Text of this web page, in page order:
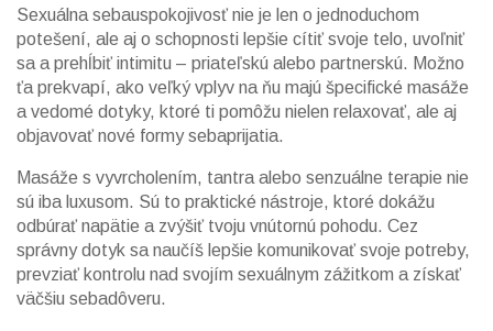
Sexuálna sebauspokojivosť nie je len o jednoduchom
potešení, ale aj o schopnosti lepšie cítiť svoje telo, uvoľniť
sa a prehĺbiť intimitu – priateľskú alebo partnerskú. Možno
ťa prekvapí, ako veľký vplyv na ňu majú špecifické masáže
a vedomé dotyky, ktoré ti pomôžu nielen relaxovať, ale aj
objavovať nové formy sebaprijatia.
Masáže s vyvrcholením, tantra alebo senzuálne terapie nie
sú iba luxusom. Sú to praktické nástroje, ktoré dokážu
odbúrať napätie a zvýšiť tvoju vnútornú pohodu. Cez
správny dotyk sa naučíš lepšie komunikovať svoje potreby,
prevziať kontrolu nad svojím sexuálnym zážitkom a získať
väčšiu sebadôveru.